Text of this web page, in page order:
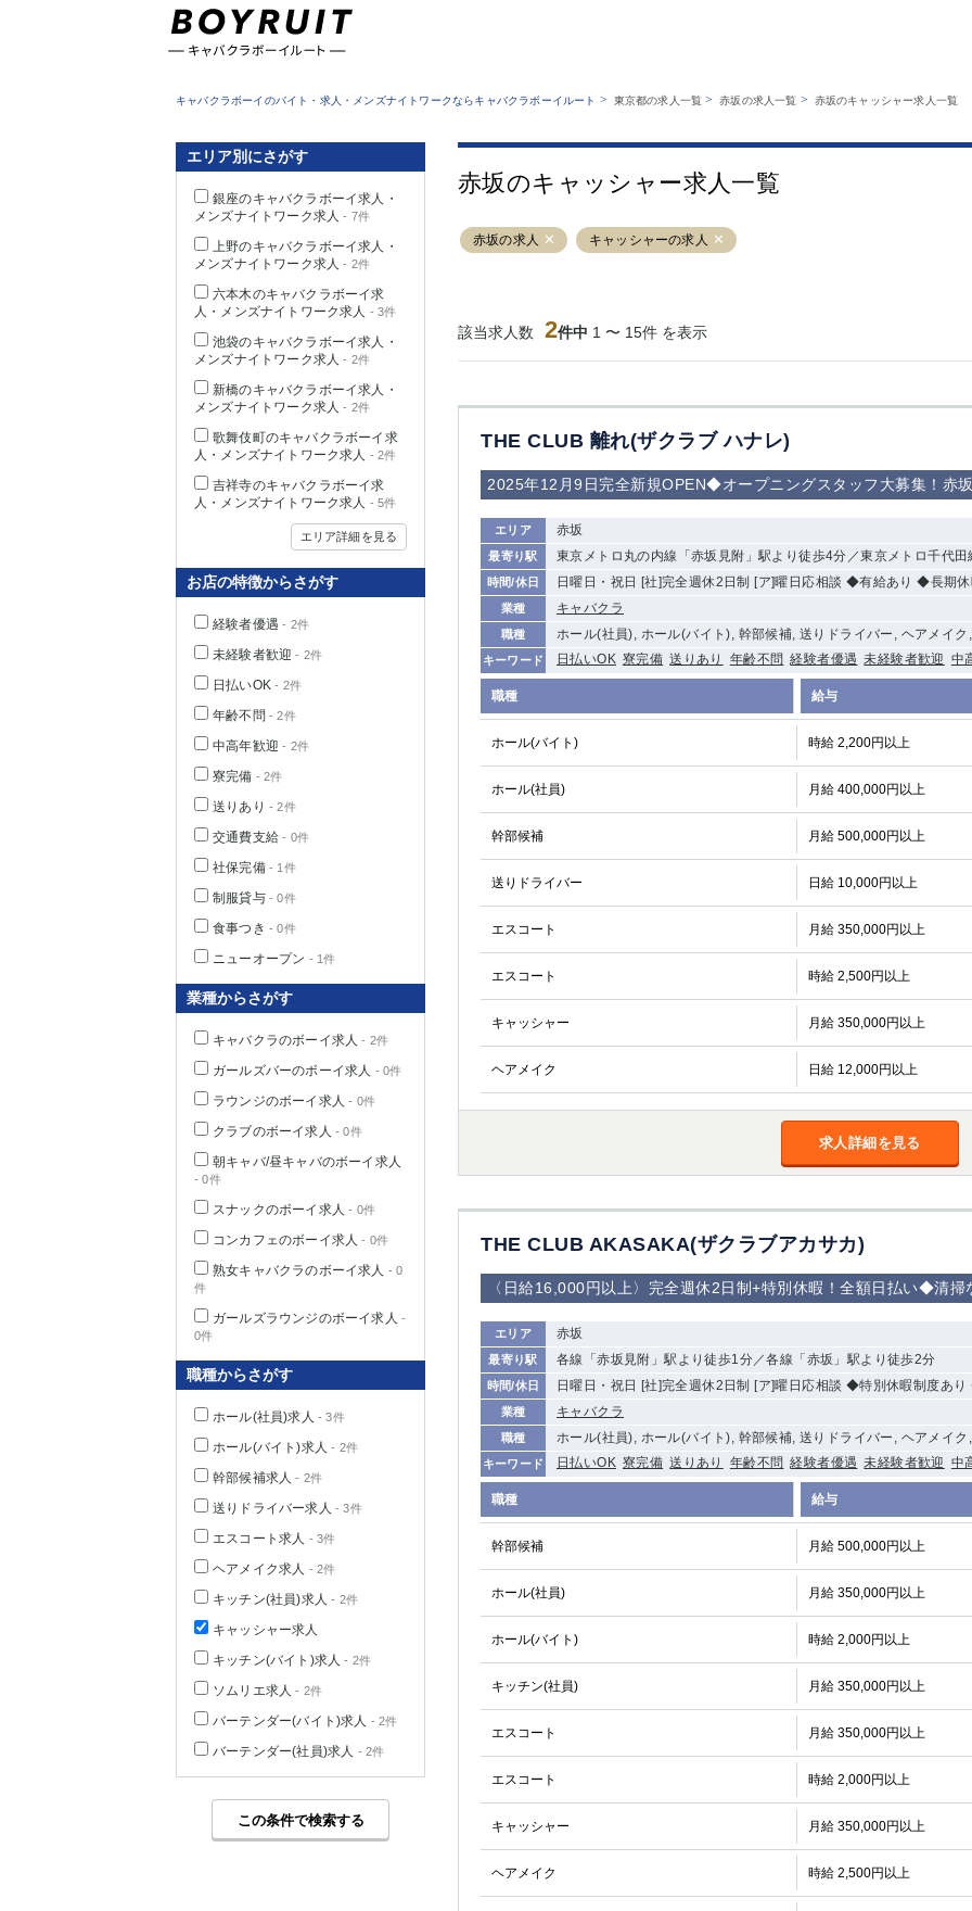
業種から探す
職種から探す
キャバクラボーイルートとは？
サイトマップ
キャバクラボーイのバイト・求人・メンズナイトワークならキャバクラボーイルート > 東京都の求人一覧 >赤坂の求人一覧 > 赤坂のキャッシャー求人一覧
赤坂のキャッシャー求人一覧
赤坂の求人 キャッシャーの求人
該当求人数 2件中 1 〜 15件 を表示
THE CLUB 離れ(ザクラブ ハナレ)
2025年12月9日完全新規OPEN◆オープニングスタッフ大募集！赤
エリア 赤坂
最寄り駅 東京メトロ丸の内線「赤坂見附」駅より徒歩4分／東京メトロ千代
時間/休日 日曜日・祝日 [社]完全週休2日制 [ア]曜日応相談 ◆有給あり ◆長期
業種 キャバクラ
職種 ホール(社員), ホール(バイト), 幹部候補, 送りドライバー, ヘアメイ
キーワード 日払いOK 寮完備 送りあり 年齢不問 経験者優遇 未経験者歓迎 中
職種 給与
ホール(バイト) 時給 2,200円以上
ホール(社員) 月給 400,000円以上
幹部候補 月給 500,000円以上
送りドライバー 日給 10,000円以上
エスコート 月給 350,000円以上
エスコート 時給 2,500円以上
キャッシャー 月給 350,000円以上
ヘアメイク 日給 12,000円以上
求人詳細を見る
THE CLUB AKASAKA(ザクラブアカサカ)
〈日給16,000円以上〉完全週休2日制+特別休暇！全額日払い◆清
エリア 赤坂
最寄り駅 各線「赤坂見附」駅より徒歩1分／各線「赤坂」駅より徒歩2分
時間/休日 日曜日・祝日 [社]完全週休2日制 [ア]曜日応相談 ◆特別休暇制度あ
業種 キャバクラ
職種 ホール(社員), ホール(バイト), 幹部候補, 送りドライバー, ヘアメイ
キーワード 日払いOK 寮完備 送りあり 年齢不問 経験者優遇 未経験者歓迎 中
職種 給与
幹部候補 月給 500,000円以上
ホール(社員) 月給 350,000円以上
ホール(バイト) 時給 2,000円以上
キッチン(社員) 月給 350,000円以上
エスコート 月給 350,000円以上
エスコート 時給 2,000円以上
キャッシャー 月給 350,000円以上
ヘアメイク 時給 2,500円以上
エリア別にさがす
銀座のキャバクラボーイ求人・
メンズナイトワーク求人 - 7件
上野のキャバクラボーイ求人・
メンズナイトワーク求人 - 2件
六本木のキャバクラボーイ求
人・メンズナイトワーク求人 - 3件
池袋のキャバクラボーイ求人・
メンズナイトワーク求人 - 2件
新橋のキャバクラボーイ求人・
メンズナイトワーク求人 - 2件
歌舞伎町のキャバクラボーイ求
人・メンズナイトワーク求人 - 2件
吉祥寺のキャバクラボーイ求
人・メンズナイトワーク求人 - 5件
エリア詳細を見る
お店の特徴からさがす
経験者優遇 - 2件
未経験者歓迎 - 2件
日払いOK - 2件
年齢不問 - 2件
中高年歓迎 - 2件
寮完備 - 2件
送りあり - 2件
交通費支給 - 0件
社保完備- 1件
制服貸与- 0件
食事つき - 0件
ニューオープン - 1件
業種からさがす
キャバクラのボーイ求人 - 2件
ガールズバーのボーイ求人 - 0件
ラウンジのボーイ求人 - 0件
クラブのボーイ求人 - 0件
朝キャバ/昼キャバのボーイ求人
- 0件
スナックのボーイ求人 - 0件
コンカフェのボーイ求人 - 0件
熟女キャバクラのボーイ求人 - 0
件
ガールズラウンジのボーイ求人 -
0件
職種からさがす
ホール(社員)求人 - 3件
ホール(バイト)求人 - 2件
幹部候補求人 - 2件
送りドライバー求人 - 3件
エスコート求人 - 3件
ヘアメイク求人 - 2件
キッチン(社員)求人 - 2件
キャッシャー求人
キッチン(バイト)求人 - 2件
ソムリエ求人 - 2件
バーテンダー(バイト)求人 - 2件
バーテンダー(社員)求人 - 2件
この条件で検索する
東京都 銀座 上野 六本木
池袋
立川
千葉中央 門前仲町
大山 赤坂
ひばりヶ丘（北
学芸大学
の好立地！
「赤羽駅」から
徒歩2分 ②東
京メトロ南北線
「赤羽岩淵駅」
から徒歩10分
口）
宿
①歌舞伎町 ②
新宿
①東武練馬 ②
成増・板橋 ③
大山 ②池袋
池袋東口 金町 大井町
下赤塚 竹ノ塚 三鷹
亀戸
荻窪
浅草 新小岩
幡ヶ谷
五井
関内 横浜 川崎
溝の口
新横浜
武蔵小杉
小田原
横浜・桜木町
関内・馬車道・
日ノ出町
武蔵新城
茅ヶ崎 戸塚 たまプラーザ
大船
厚木
桜木町
大宮
川越
南浦和
獨協大学前
加松原＞
千葉県 船橋
千葉
佐倉
柏（西口） 木更津
柏（東口）
茂原
松戸 八千代台
本八幡
都宮西口）
茨城県
群馬県
該当求人 0件 選択した内容で設定